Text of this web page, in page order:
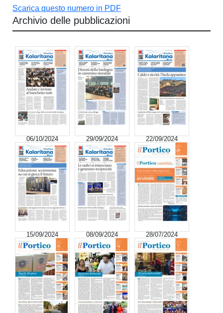
Scarica questo numero in PDF
Archivio delle pubblicazioni
06/10/2024 29/09/2024 22/09/2024
15/09/2024 08/09/2024 28/07/2024